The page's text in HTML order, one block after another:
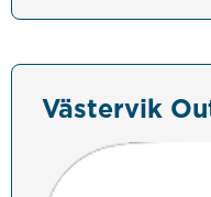
Västervik